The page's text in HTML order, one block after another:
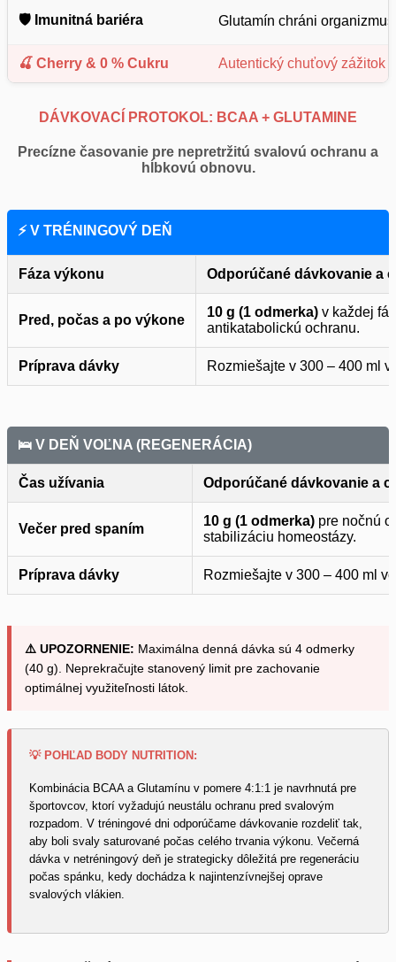
🛡️ Imunitná bariéra Glutamín chráni
🍒 Cherry & 0 % Cukru Autentický chuťový zážitok
DÁVKOVACÍ PROTOKOL: BCAA + GLUTAMINE
Precízne časovanie pre nepretržitú svalovú ochranu a
hĺbkovú obnovu.
⚡ V TRÉNINGOVÝ DEŇ
Fáza výkonu Odporúčané dávkovanie a
Pred, počas a po výkone
10 g (1 odmerka) v každej
antikatabolickú ochranu.
Príprava dávky Rozmiešajte v 300 – 400 ml
🛌 V DEŇ VOĽNA (REGENERÁCIA)
Čas užívania Odporúčané dávkovanie a
Večer pred spaním
10 g (1 odmerka) pre nočnú
stabilizáciu homeostázy.
Príprava dávky Rozmiešajte v 300 – 400 ml
⚠️ UPOZORNENIE: Maximálna denná dávka sú 4 odmerky
(40 g). Neprekračujte stanovený limit pre zachovanie
optimálnej využiteľnosti látok.
💡 POHĽAD BODY NUTRITION:
Kombinácia BCAA a Glutamínu v pomere 4:1:1 je navrhnutá pre
športovcov, ktorí vyžadujú neustálu ochranu pred svalovým
rozpadom. V tréningové dni odporúčame dávkovanie rozdeliť tak,
aby boli svaly saturované počas celého trvania výkonu. Večerná
dávka v netréningový deň je strategicky dôležitá pre regeneráciu
počas spánku, kedy dochádza k najintenzívnejšej oprave
svalových vlákien.